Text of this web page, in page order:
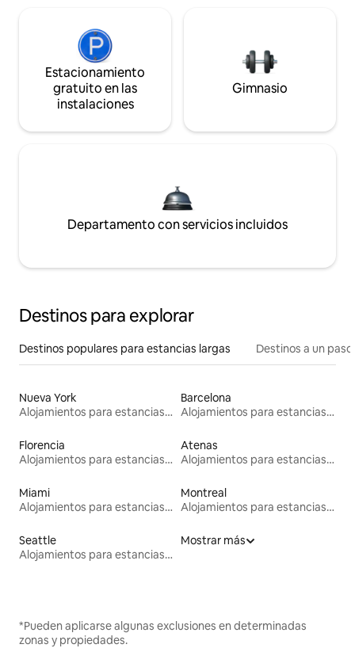
Estacionamiento
gratuito en las
instalaciones
Gimnasio
Departamento con servicios incluidos
Destinos para explorar
Destinos populares para estancias largas Destinos a un
Nueva York
Alojamientos para estancias largas
Barcelona
Alojamientos para estancias largas
Florencia
Alojamientos para estancias largas
Atenas
Alojamientos para estancias largas
Miami
Alojamientos para estancias largas
Montreal
Alojamientos para estancias largas
Seattle
Alojamientos para estancias largas
Mostrar más
*Pueden aplicarse algunas exclusiones en determinadas
zonas y propiedades.